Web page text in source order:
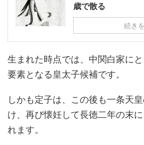
歳で散る
続き
生まれた時点では、中関白家に
要素となる皇太子候補です。
しかも定子は、この後も一条天
け、再び懐妊して長徳二年の末
れます。